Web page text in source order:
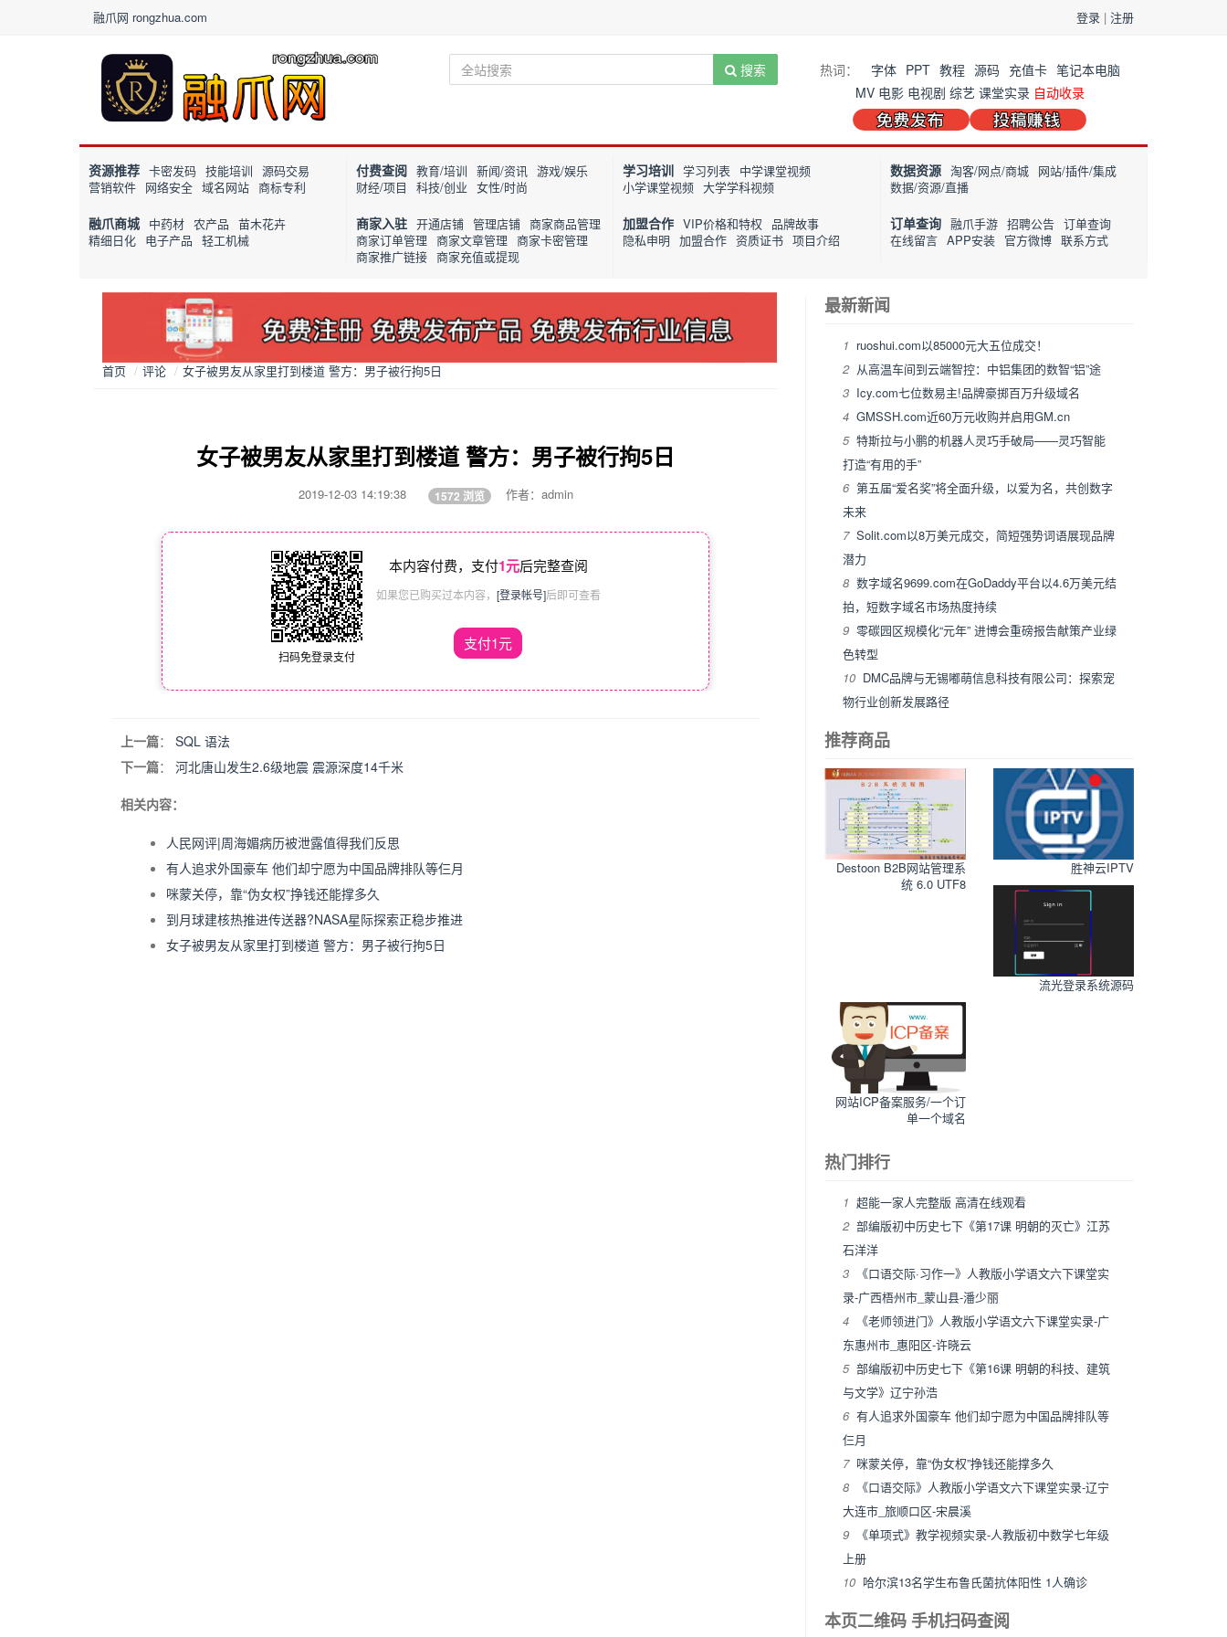
融爪网 rongzhua.com 登录 | 注册
搜索 热词： 字体 PPT 教程 源码 充值卡 笔记本电脑
MV 电影 电视剧 综艺 课堂实录 自动收录
资源推荐 卡密发码 技能培训 源码交易
营销软件 网络安全 域名网站 商标专利
付费查阅 教育/培训 新闻/资讯 游戏/娱乐
财经/项目
科技/创业 女性/时尚
学习培训 学习列表 中学课堂视频
小学课堂视频 大学学科视频
数据资源 淘客/网点/商城
网站/插件/集成
数据/资源/直播
融爪商城 中药材 农产品 苗木花卉
精细日化 电子产品 轻工机械
商家入驻 开通店铺 管理店铺 商家商品管理
商家订单管理 商家文章管理 商家卡密管理
商家推广链接 商家充值或提现
加盟合作 VIP价格和特权
品牌故事
隐私申明 加盟合作 资质证书 项目介绍
订单查询 融爪手游 招聘公告 订单查询
在线留言 APP安装 官方微博 联系方式
首页 / 评论 / 女子被男友从家里打到楼道 警方：男子被行拘5日
女子被男友从家里打到楼道 警方：男子被行拘5日
2019-12-03 14:19:38 1572 浏览 作者：admin
扫码免登录支付
本内容付费，支付1元后完整查阅
如果您已购买过本内容， [登录帐号]后即可查看
支付1元
上一篇： SQL 语法
下一篇： 河北唐山发生2.6级地震 震源深度14千米
相关内容：
人民网评|周海媚病历被泄露值得我们反思
有人追求外国豪车 他们却宁愿为中国品牌排队等仨月
咪蒙关停，靠“伪女权”挣钱还能撑多久
到月球建核热推进传送器?NASA星际探索正稳步推进
女子被男友从家里打到楼道 警方：男子被行拘5日
最新新闻
1 ruoshui.com以85000元大五位成交！
2 从高温车间到云端智控：中铝集团的数智“铝”途
3 Icy.com七位数易主!品牌豪掷百万升级域名
4 GMSSH.com近60万元收购并启用GM.cn
5 特斯拉与小鹏的机器人灵巧手破局——灵巧智能
打造“有用的手”
6 第五届“爱名奖”将全面升级，以爱为名，共创数字
未来
7 Solit.com以8万美元成交，简短强势词语展现品牌
潜力
8 数字域名9699.com在GoDaddy平台以4.6万美元结
拍，短数字域名市场热度持续
9 零碳园区规模化“元年” 进博会重磅报告献策产业绿
色转型
10 DMC品牌与无锡嘟萌信息科技有限公司：探索宠
物行业创新发展路径
推荐商品
Destoon B2B网站管理系
统 6.0 UTF8
胜神云IPTV
流光登录系统源码
网站ICP备案服务/一个订
单一个域名
热门排行
1 超能一家人完整版 高清在线观看
2 部编版初中历史七下《第17课 明朝的灭亡》江苏
石洋洋
3
《口语交际·习作一》人教版小学语文六下课堂实
录-广西梧州市_蒙山县-潘少丽
4
《老师领进门》人教版小学语文六下课堂实录-广
东惠州市_惠阳区-许晓云
5 部编版初中历史七下《第16课 明朝的科技、建筑
与文学》辽宁孙浩
6 有人追求外国豪车 他们却宁愿为中国品牌排队等
仨月
7 咪蒙关停，靠“伪女权”挣钱还能撑多久
8
《口语交际》人教版小学语文六下课堂实录-辽宁
大连市_旅顺口区-宋晨溪
9
《单项式》教学视频实录-人教版初中数学七年级
上册
10 哈尔滨13名学生布鲁氏菌抗体阳性 1人确诊
本页二维码 手机扫码查阅